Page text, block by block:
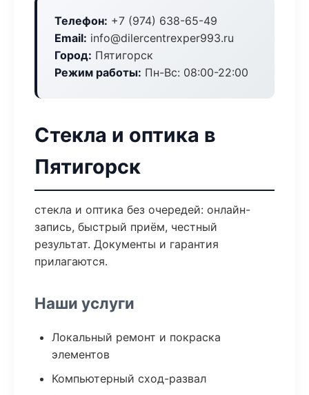
Телефон: +7 (974) 638-65-49
Email: info@dilercentrexper993.ru
Город: Пятигорск
Режим работы: Пн-Вс: 08:00-22:00
Стекла и оптика в
Пятигорск
стекла и оптика без очередей: онлайн-
запись, быстрый приём, честный
результат. Документы и гарантия
прилагаются.
Наши услуги
Локальный ремонт и покраска
элементов
Компьютерный сход-развал